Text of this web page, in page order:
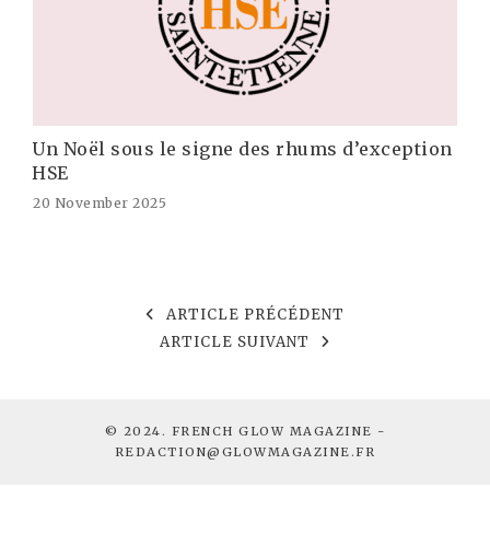
Un Noël sous le signe des rhums d’exception
HSE
20 November 2025
ARTICLE PRÉCÉDENT
ARTICLE SUIVANT
© 2024. FRENCH GLOW MAGAZINE -
REDACTION@GLOWMAGAZINE.FR